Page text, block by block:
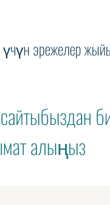
эрежелер
алыңыз